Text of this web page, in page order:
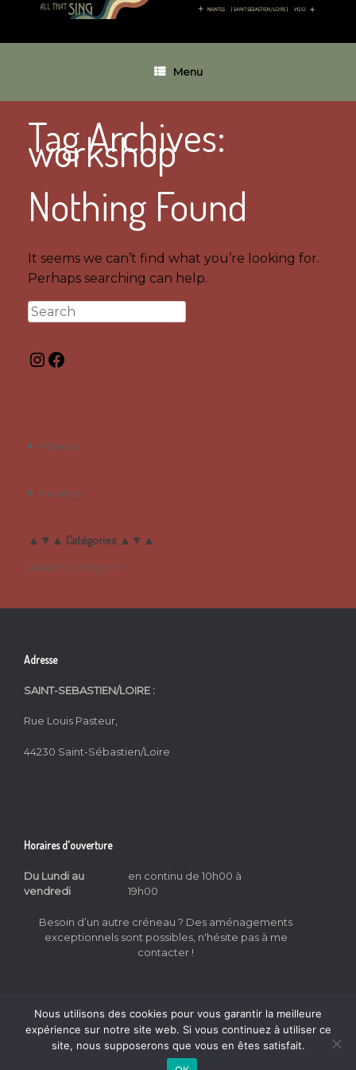
Menu
Tag Archives:
workshop
Nothing Found
It seems we can’t find what you’re looking for.
Perhaps searching can help.
Instagram
Facebook
Adresse
Horaires
▲▼▲ Catégories ▲▼▲
Aucune catégorie
Adresse
SAINT-SEBASTIEN/LOIRE :
Rue Louis Pasteur,
44230 Saint-Sébastien/Loire
Horaires d'ouverture
Du Lundi au
vendredi
en continu de 10h00 à
19h00
Besoin d’un autre créneau ? Des aménagements
exceptionnels sont possibles, n'hésite pas à me
contacter !
All That Sing © 2026 Mentions Légales
Nous utilisons des cookies pour vous garantir la meilleure
expérience sur notre site web. Si vous continuez à utiliser ce
site, nous supposerons que vous en êtes satisfait.